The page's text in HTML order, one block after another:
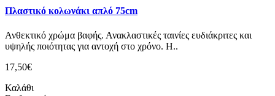
Πλαστικό κολωνάκι απλό 75cm
Ανθεκτικό χρώμα βαφής. Ανακλαστικές ταινίες ευδιάκριτες και
υψηλής ποιότητας για αντοχή στο χρόνο. Η..
17,50€
Καλάθι